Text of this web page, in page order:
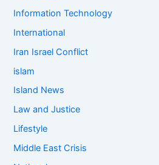
Information Technology
International
Iran Israel Conflict
islam
Island News
Law and Justice
Lifestyle
Middle East Crisis